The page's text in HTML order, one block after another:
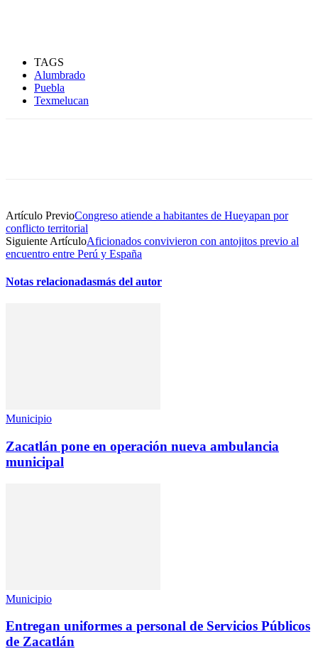
TAGS
Alumbrado
Puebla
Texmelucan
Artículo PrevioCongreso atiende a habitantes de Hueyapan por
conflicto territorial
Siguiente ArtículoAficionados convivieron con antojitos previo al
encuentro entre Perú y España
Notas relacionadasmás del autor
Municipio
Zacatlán pone en operación nueva ambulancia
municipal
Municipio
Entregan uniformes a personal de Servicios Públicos
de Zacatlán